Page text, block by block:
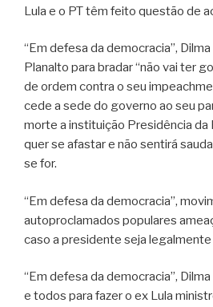
Lula e o PT têm feito questão de
“Em defesa da democracia”,
Planalto para bradar “não vai ter
de ordem contra o seu
cede a sede do governo ao seu
morte a instituição Presidência da
quer se afastar e não sentirá
se for.
“Em defesa da democracia”,
autoproclamados populares
caso a presidente seja
“Em defesa da democracia”,
e todos para fazer o ex Lula